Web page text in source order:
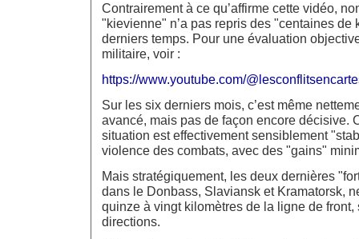
Contrairement à ce qu’affirme cette vidéo,
"kievienne" n’a pas repris des "centaines de
derniers temps. Pour une évaluation
militaire, voir :
https://www.youtube.com/
Sur les six derniers mois, c’est même
avancé, mais pas de façon encore décisive.
situation est effectivement sensiblement
violence des combats, avec des "gains"
Mais stratégiquement, les deux dernières
dans le Donbass, Slaviansk et Kramatorsk,
quinze à vingt kilomètres de la ligne de
directions.